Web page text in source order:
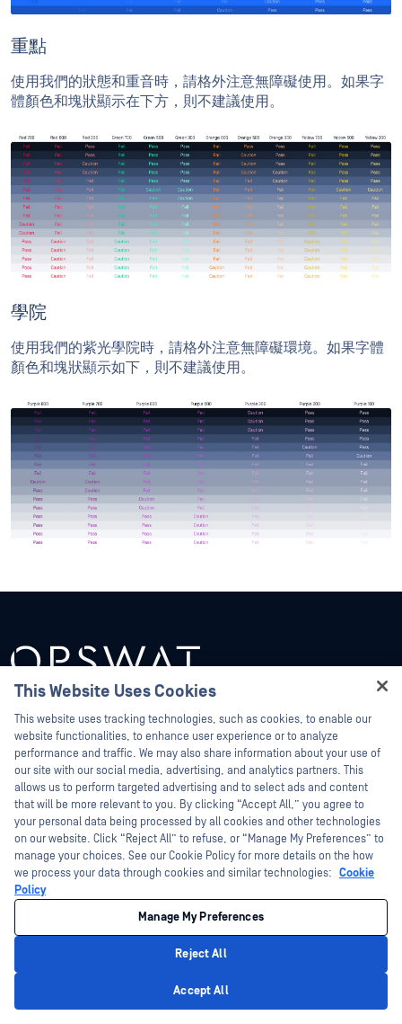
重點
使用我們的狀態和重音時，請格外注意無障礙使用。如果字
體顏色和塊狀顯示在下方，則不建議使用。
學院
使用我們的紫光學院時，請格外注意無障礙環境。如果字體
顏色和塊狀顯示如下，則不建議使用。
平臺
檔案安全
Storage Security
雲端安全
網路偵測與回應
技術
預測性 Alin AI
AI 內容檢查器
Metascan™ Multiscanning
深度CDR™技術
檔案類型偵測™
Adaptive Sandbox 自適應性沙箱
This Website Uses Cookies
This website uses tracking technologies, such as cookies, to enable our
website functionalities, to enhance user experience or to analyze
performance and traffic. We may also share information about your use of
our site with our social media, advertising, and analytics partners. This
allows us to perform targeted advertising and to select ads and content
that will be more relevant to you. By clicking “Accept All,” you agree to
your personal data being processed by all cookies and other technologies
on our website. Click “Reject All” to refuse, or “Manage My Preferences” to
manage your choices. See our Cookie Policy for more details on the how
we process your data through cookies and similar technologies: Cookie
Policy
Manage My Preferences
Reject All
Accept All
Hey there!
I'm Ozzy, your OPSWAT virtual assistant.
How can I help you secure what's critical
today?